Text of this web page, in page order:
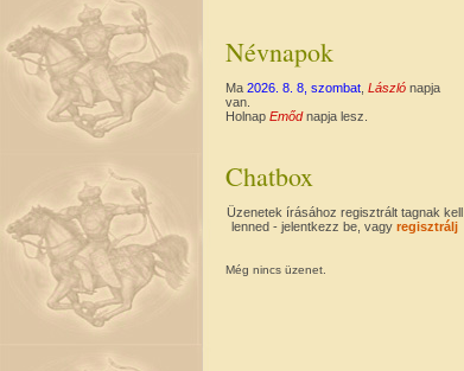
Névnapok
Ma 2026. 8. 8, szombat László napja
van.
Holnap Emődnapja lesz.
Chatbox
Üzenetek írásához regisztrált tagnak kell
lenned - jelentkezz be, vagy regisztrálj
Még nincs üzenet.